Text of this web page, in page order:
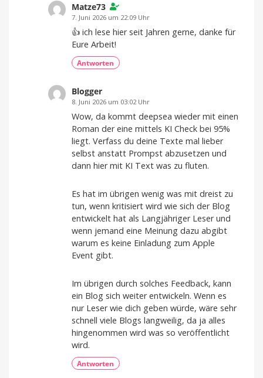
Matze73
7. Juni 2026 um 22:09 Uhr
👍 ich lese hier seit Jahren gerne, danke für
Eure Arbeit!
Antworten
Blogger
8. Juni 2026 um 03:02 Uhr
Wow, da kommt deepsea wieder mit einen
Roman der eine mittels KI Check bei 95%
liegt. Verfass du deine Texte mal lieber
selbst anstatt Prompst abzusetzen und
dann hier mit KI Text was zu fluten.
Es hat im übrigen wenig was mit dreist zu
tun, wenn kritisiert wird wie sich der Blog
entwickelt hat als Langjähriger Leser und
wenn jemand eine Meinung dazu abgibt
warum es keine Einladung zum Apple
Event gibt.
Im übrigen durch solches Feedback, kann
ein Blog sich weiter entwickeln. Wenn es
nur Leser wie dich geben würde, wäre sehr
schnell viele Blogs langweilig, da ja alles
hingenommen wird was so veröffentlicht
wird.
Antworten